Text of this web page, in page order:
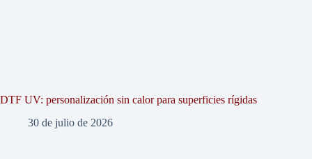
DTF UV: personalización sin calor para superficies rígidas
30 de julio de 2026